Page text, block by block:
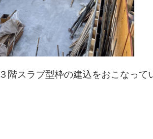
３階スラブ型枠の建込をおこなって